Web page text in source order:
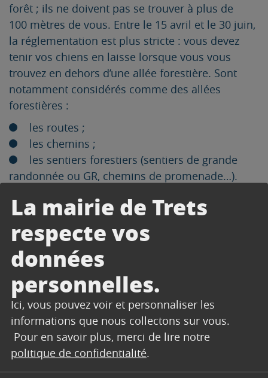
La mairie de Trets
respecte vos
données
personnelles.
Ici, vous pouvez voir et personnaliser les
informations que nous collectons sur vous.
Pour en savoir plus, merci de lire notre
politique de confidentialité.
forêt ; ils ne doivent pas se trouver à plus de
100 mètres de vous. Entre le 15 avril et le 30 juin,
la réglementation est plus stricte : vous devez
tenir vos chiens en laisse lorsque vous vous
trouvez en dehors d’une allée forestière. Sont
notamment considérés comme des allées
forestières :
les routes ;
les chemins ;
les sentiers forestiers (sentiers de grande
randonnée ou GR, chemins de promenade…).
Cette règle vise à :
éviter que vos chiens n’attaquent des oiseaux
ou d’autres espèces d’animaux ;
favoriser le repeuplement de cette faune
sauvage.
Grâce à leur flair extrêmement développé, les
chiens peuvent facilement repérer les nouveaux
nés en forêt ainsi que les oiseaux qui nichent au
sol dans des espaces ouverts. Leur simple
présence peut déranger et stresser des animaux